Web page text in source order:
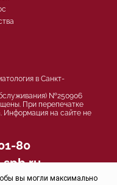
в Санкт-
№250906
При перепечатке
Информация на сайте не
80
spb.ru
вы могли максимально